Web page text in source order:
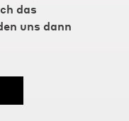
das
uns dann